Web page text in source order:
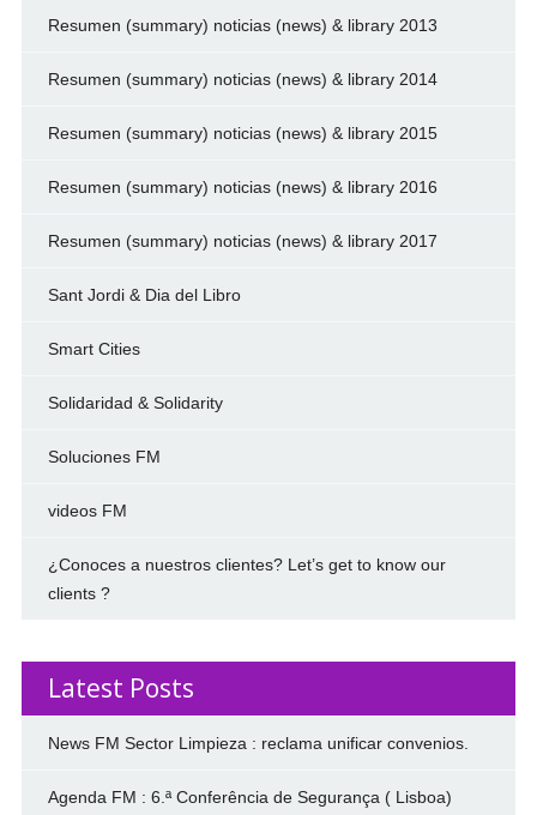
Resumen (summary) noticias (news) & library 2013
Resumen (summary) noticias (news) & library 2014
Resumen (summary) noticias (news) & library 2015
Resumen (summary) noticias (news) & library 2016
Resumen (summary) noticias (news) & library 2017
Sant Jordi & Dia del Libro
Smart Cities
Solidaridad & Solidarity
Soluciones FM
videos FM
¿Conoces a nuestros clientes? Let’s get to know our
clients ?
Latest Posts
News FM Sector Limpieza : reclama unificar convenios.
Agenda FM : 6.ª Conferência de Segurança ( Lisboa)